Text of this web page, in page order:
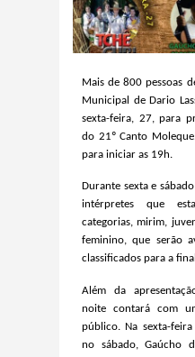
Mais de 800 pessoas
Municipal de Dario
sexta-feira, 27, para
do 21º Canto
para iniciar as 19h.
Durante sexta e
intérpretes que
categorias, mirim,
feminino, que serão
classificados para a
Além da
noite contará com
público. Na sexta-
no sábado, Gaúcho